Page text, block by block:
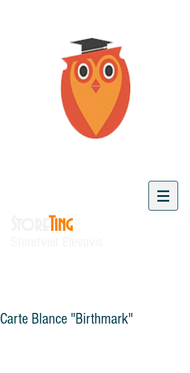
Ting
Carte Blance "Birthmark"